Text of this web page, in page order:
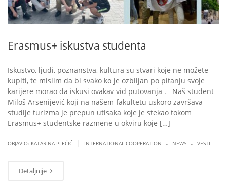
Erasmus+ iskustva studenta
Iskustvo, ljudi, poznanstva, kultura su stvari koje ne možete
kupiti, te mislim da bi svako ko je ozbiljan po pitanju svoje
karijere morao da iskusi ovakav vid putovanja . Naš student
Miloš Arsenijević koji na našem fakultetu uskoro završava
studije turizma je prepun utisaka koje je stekao tokom
Erasmus+ studentske razmene u okviru koje […]
OBJAVIO: KATARINA PLEĆIĆ INTERNATIONAL COOPERATION . NEWS . VESTI
Detaljnije